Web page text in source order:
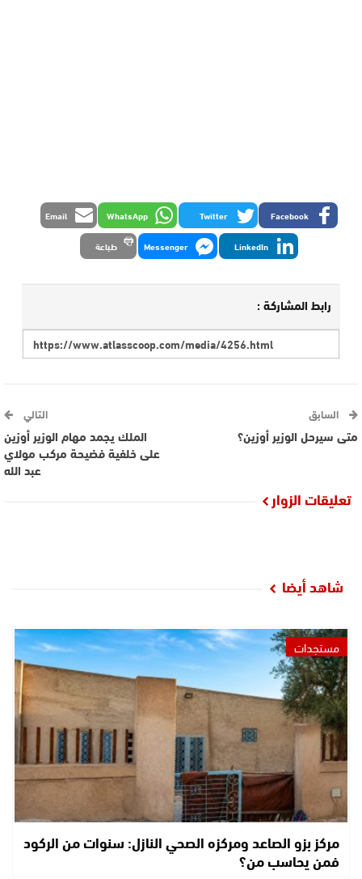
Facebook
Twitter
WhatsApp
Email
LinkedIn
Messenger طباعة
رابط المشاركة :
السابق
متى سيرحل الوزير أوزين؟
التالي
الملك يجمد مهام الوزير أوزين
على خلفية فضيحة مركب مولاي
عبد الله
تعليقات الزوار
شاهد أيضا
مستجدات
مركز بزو الصاعد ومركزه الصحي النازل: سنوات من الركود
فمن يحاسب من؟